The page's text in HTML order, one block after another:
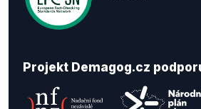
Projekt Demagog.cz